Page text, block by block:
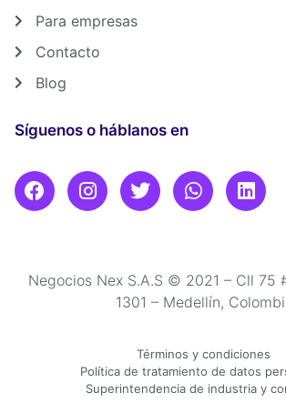
Para empresas
Contacto
Blog
Síguenos o háblanos en
Negocios Nex S.A.S © 2021 – Cll 75
1301 – Medellín,
Términos y condiciones
Política de tratamiento de datos
Superintendencia de industria y